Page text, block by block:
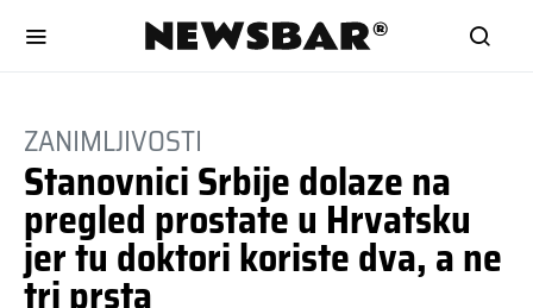
ZANIMLJIVOSTI
Stanovnici Srbije dolaze na
pregled prostate u Hrvatsku
jer tu doktori koriste dva, a ne
tri prsta